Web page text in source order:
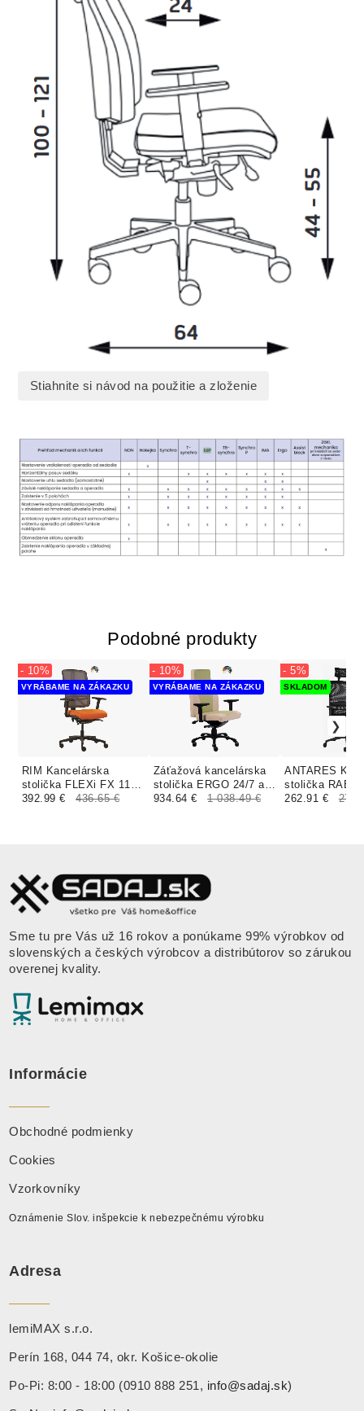
Stiahnite si návod na použitie a zloženie
Podobné produkty
RIM Kancelárska
stolička FLEXi FX 1104
čalúnenie ERA,
VYRÁBAME NA ZÁKAZKU
- 10%
392.99 € 436.65 €
Záťažová kancelárska
stolička ERGO 24/7 a
ERGO MIDI 24/7
VYRÁBAME NA ZÁKAZKU
- 10%
934.64 € 1 038.49 €
ANTARES
stolička
ABOVE SP
SKLADOM
- 5%
262.91 €
Sme tu pre Vás už 16 rokov a ponúkame 99% výrobkov od
slovenských a českých výrobcov a distribútorov so zárukou
overenej kvality.
Informácie
Obchodné podmienky
Cookies
Vzorkovníky
Oznámenie Slov. inšpekcie k nebezpečnému výrobku
Adresa
lemiMAX s.r.o.
Perín 168, 044 74, okr. Košice-okolie
Po-Pi: 8:00 - 18:00 (0910 888 251, info@sadaj.sk)